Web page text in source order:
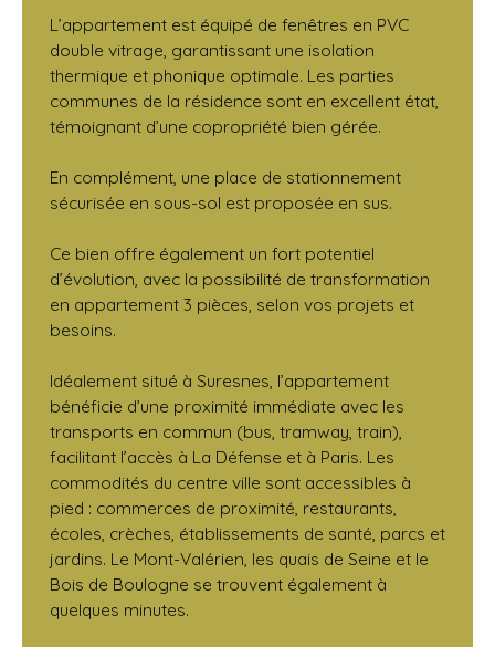
L’appartement est équipé de fenêtres en PVC
double vitrage, garantissant une isolation
thermique et phonique optimale. Les parties
communes de la résidence sont en excellent état,
témoignant d’une copropriété bien gérée.
En complément, une place de stationnement
sécurisée en sous-sol est proposée en sus.
Ce bien offre également un fort potentiel
d’évolution, avec la possibilité de transformation
en appartement 3 pièces, selon vos projets et
besoins.
Idéalement situé à Suresnes, l’appartement
bénéficie d’une proximité immédiate avec les
transports en commun (bus, tramway, train),
facilitant l’accès à La Défense et à Paris. Les
commodités du centre ville sont accessibles à
pied : commerces de proximité, restaurants,
écoles, crèches, établissements de santé, parcs et
jardins. Le Mont-Valérien, les quais de Seine et le
Bois de Boulogne se trouvent également à
quelques minutes.